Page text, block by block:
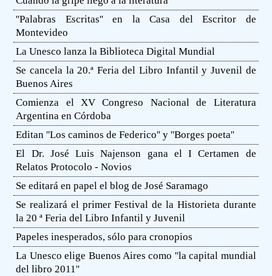
''Palabras Escritas'' en la Casa del Escritor de
Montevideo
La Unesco lanza la Biblioteca Digital Mundial
Se cancela la 20.ª Feria del Libro Infantil y Juvenil de
Buenos Aires
Comienza el XV Congreso Nacional de Literatura
Argentina en Córdoba
Editan ''Los caminos de Federico'' y ''Borges poeta''
El Dr. José Luis Najenson gana el I Certamen de
Relatos Protocolo - Novios
Se editará en papel el blog de José Saramago
Se realizará el primer Festival de la Historieta durante
la 20 ª Feria del Libro Infantil y Juvenil
Papeles inesperados, sólo para cronopios
La Unesco elige Buenos Aires como ''la capital mundial
del libro 2011''